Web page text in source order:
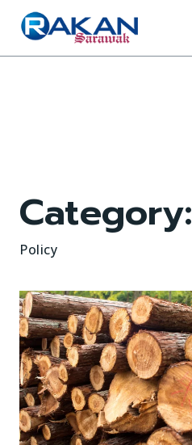
Category:
Policy